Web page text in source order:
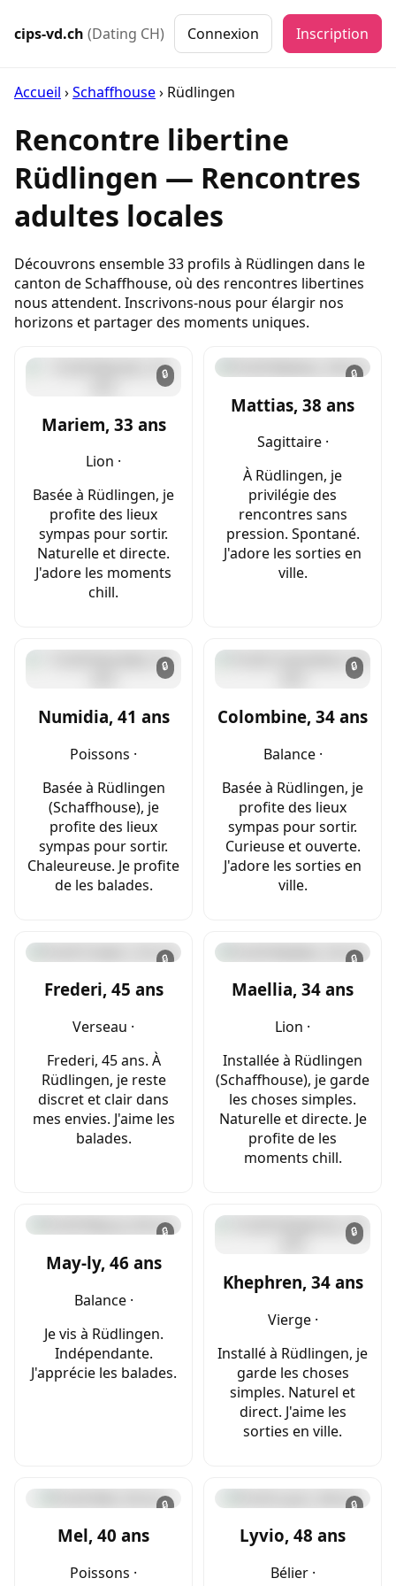
cips-vd.ch (Dating CH) Connexion Inscription
Accueil ›Schaffhouse› Rüdlingen
Rencontre libertine
Rüdlingen — Rencontres
adultes locales
Découvrons ensemble 33 profils à Rüdlingen dans le
canton de Schaffhouse, où des rencontres libertines
nous attendent. Inscrivons-nous pour élargir nos
horizons et partager des moments uniques.
🔒
Mariem, 33 ans
Lion ·
Basée à Rüdlingen, je
profite des lieux
sympas pour sortir.
Naturelle et directe.
J'adore les moments
chill.
🔒
Mattias, 38 ans
Sagittaire ·
À Rüdlingen, je
privilégie des
rencontres sans
pression. Spontané.
J'adore les sorties en
ville.
🔒
Numidia, 41 ans
Poissons ·
Basée à Rüdlingen
(Schaffhouse), je
profite des lieux
sympas pour sortir.
Chaleureuse. Je profite
de les balades.
🔒
Colombine, 34 ans
Balance ·
Basée à Rüdlingen, je
profite des lieux
sympas pour sortir.
Curieuse et ouverte.
J'adore les sorties en
ville.
🔒
Frederi, 45 ans
Verseau ·
Frederi, 45 ans. À
Rüdlingen, je reste
discret et clair dans
mes envies. J'aime les
balades.
🔒
Maellia, 34 ans
Lion ·
Installée à Rüdlingen
(Schaffhouse), je garde
les choses simples.
Naturelle et directe. Je
profite de les
moments chill.
🔒
May-ly, 46 ans
Balance ·
Je vis à Rüdlingen.
Indépendante.
J'apprécie les balades.
🔒
Khephren, 34 ans
Vierge ·
Installé à Rüdlingen, je
garde les choses
simples. Naturel et
direct. J'aime les
sorties en ville.
🔒
Mel, 40 ans
Poissons ·
🔒
Lyvio, 48 ans
Bélier ·